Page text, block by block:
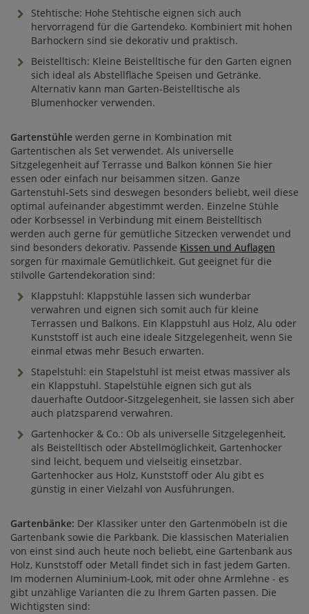
Stehtische: Hohe Stehtische eignen sich auch
hervorragend für die Gartendeko. Kombiniert mit hohen
Barhockern sind sie dekorativ und praktisch.
Beistelltisch: Kleine Beistelltische für den Garten eignen
sich ideal als Abstellfläche Speisen und Getränke.
Alternativ kann man Garten-Beistelltische als
Blumenhocker verwenden.
Gartenstühle werden gerne in Kombination mit
Gartentischen als Set verwendet. Als universelle
Sitzgelegenheit auf Terrasse und Balkon können Sie hier
essen oder einfach nur beisammen sitzen. Ganze
Gartenstuhl-Sets sind deswegen besonders beliebt, weil diese
optimal aufeinander abgestimmt werden. Einzelne Stühle
oder Korbsessel in Verbindung mit einem Beistelltisch
werden auch gerne für gemütliche Sitzecken verwendet und
sind besonders dekorativ. Passende Kissen und Auflagen
sorgen für maximale Gemütlichkeit. Gut geeignet für die
stilvolle Gartendekoration sind:
Klappstuhl: Klappstühle lassen sich wunderbar
verwahren und eignen sich somit auch für kleine
Terrassen und Balkons. Ein Klappstuhl aus Holz, Alu oder
Kunststoff ist auch eine ideale Sitzgelegenheit, wenn Sie
einmal etwas mehr Besuch erwarten.
Stapelstuhl: ein Stapelstuhl ist meist etwas massiver als
ein Klappstuhl. Stapelstühle eignen sich gut als
dauerhafte Outdoor-Sitzgelegenheit, sie lassen sich aber
auch platzsparend verwahren.
Gartenhocker & Co.: Ob als universelle Sitzgelegenheit,
als Beistelltisch oder Abstellmöglichkeit, Gartenhocker
sind leicht, bequem und vielseitig einsetzbar.
Gartenhocker aus Holz, Kunststoff oder Alu gibt es
günstig in einer Vielzahl von Ausführungen.
Gartenbänke: Der Klassiker unter den Gartenmöbeln ist die
Gartenbank sowie die Parkbank. Die klassischen Materialien
von einst sind auch heute noch beliebt, eine Gartenbank aus
Holz, Kunststoff oder Metall findet sich in fast jedem Garten.
Im modernen Aluminium-Look, mit oder ohne Armlehne - es
gibt unzählige Varianten die zu Ihrem Garten passen. Die
Wichtigsten sind: